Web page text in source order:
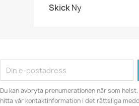
SkickNy
Du kan avbryta prenumerationen när som
hitta vår kontaktinformation i det rättsliga